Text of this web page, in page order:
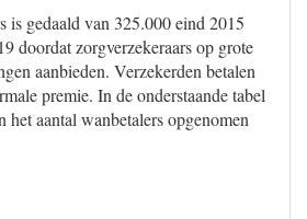
is gedaald van 325.000 eind 2015
doordat zorgverzekeraars op grote
aanbieden. Verzekerden betalen
premie. In de onderstaande tabel
aantal wanbetalers opgenomen